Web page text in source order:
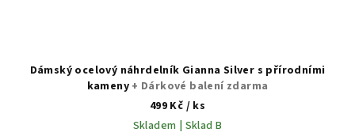
Dámský ocelový náhrdelník Gianna Silver s přírodními
kameny + Dárkové balení zdarma
499 Kč / ks
Skladem | Sklad B